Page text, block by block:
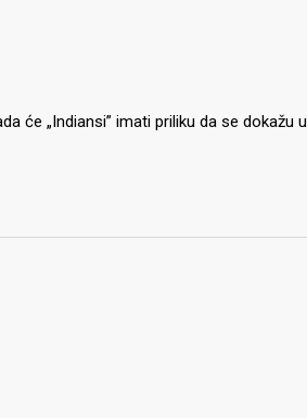
će „Indiansi” imati priliku da se dokažu u